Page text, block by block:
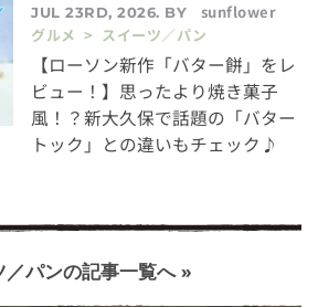
JUL 23RD, 2026. BY
sunflower
グルメ > スイーツ／パン
【ローソン新作「バター餅」をレ
ビュー！】思ったより焼き菓子
風！？新大久保で話題の「バター
トック」との違いもチェック♪
／パンの記事一覧へ »